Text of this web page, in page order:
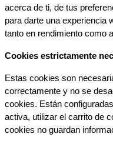
acerca de ti, de tus
para darte una experiencia
tanto en rendimiento como
Cookies estrictamente
Estas cookies son
correctamente y no se
cookies. Están
activa, utilizar el carrito de
cookies no guardan